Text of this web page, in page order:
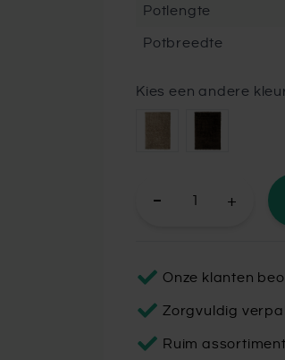
Potlengte
Potbreedte
Kies een andere
+
Onze klanten
Zorgvuldig
Ruim